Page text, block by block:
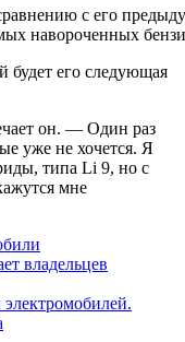
с его
навороченных
будет его следующая
он. — Один раз
уже не хочется. Я
типа Li 9, но с
мне
владельцев